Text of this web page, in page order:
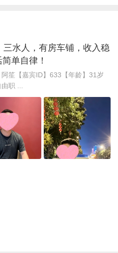
水人，有房车铺，收入稳
单自律！
笙【嘉宾ID】633【年龄】31岁
职 ...